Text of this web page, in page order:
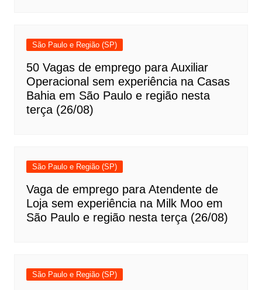
São Paulo e Região (SP)
50 Vagas de emprego para Auxiliar
Operacional sem experiência na Casas
Bahia em São Paulo e região nesta
terça (26/08)
São Paulo e Região (SP)
Vaga de emprego para Atendente de
Loja sem experiência na Milk Moo em
São Paulo e região nesta terça (26/08)
São Paulo e Região (SP)